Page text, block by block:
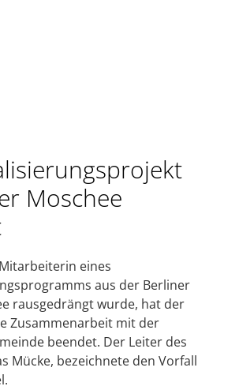
Moschee
eines
aus der Berliner
rausgedrängt wurde, hat der
Zusammenarbeit mit der
beendet. Der Leiter des
Mücke, bezeichnete den Vorfall